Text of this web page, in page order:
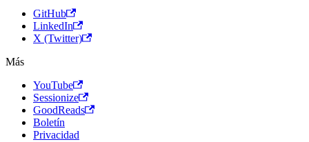
GitHub
LinkedIn
X (Twitter)
Más
YouTube
Sessionize
GoodReads
Boletín
Privacidad